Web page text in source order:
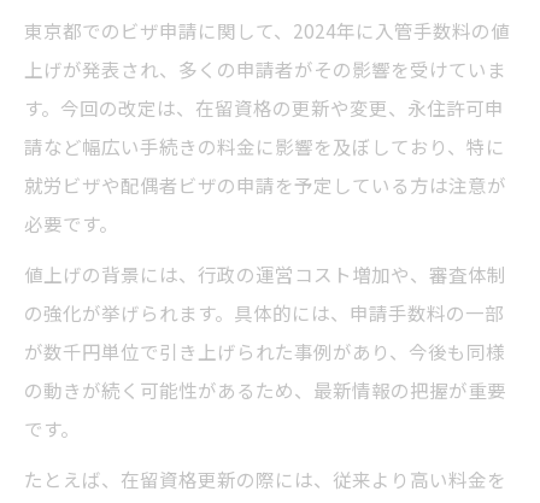
東京都でのビザ申請に関して、2024年に入管手数料の値
上げが発表され、多くの申請者がその影響を受けていま
す。今回の改定は、在留資格の更新や変更、永住許可申
請など幅広い手続きの料金に影響を及ぼしており、特に
就労ビザや配偶者ビザの申請を予定している方は注意が
必要です。
値上げの背景には、行政の運営コスト増加や、審査体制
の強化が挙げられます。具体的には、申請手数料の一部
が数千円単位で引き上げられた事例があり、今後も同様
の動きが続く可能性があるため、最新情報の把握が重要
です。
たとえば、在留資格更新の際には、従来より高い料金を